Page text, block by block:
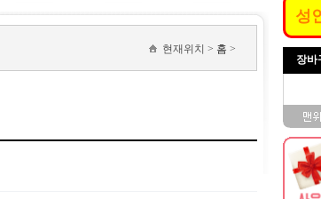
현재위치 > 홈 >
성
장바